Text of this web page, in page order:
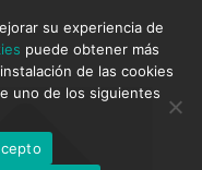
su experiencia de
puede obtener más
de las cookies
uno de los siguientes